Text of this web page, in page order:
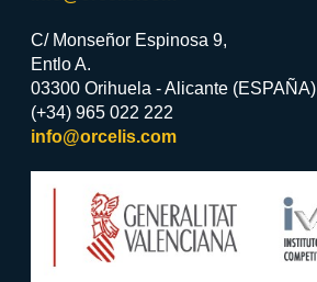
C/ Monseñor Espinosa 9,
Entlo A.
03300 Orihuela - Alicante (ESPAÑA)
(+34) 965 022 222
info@orcelis.com